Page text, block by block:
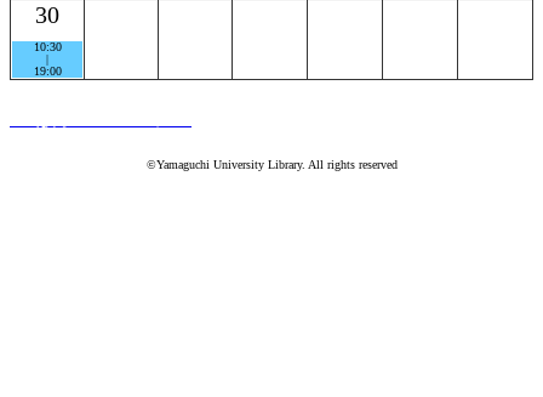
30
10:30
|
19:00
©Yamaguchi University Library. All rights reserved